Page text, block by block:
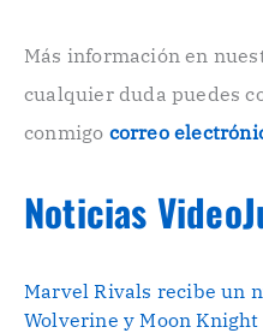
o
.
Más información en
cualquier duda puedes
conmigo correo
Noticias
Marvel Rivals recibe un
Wolverine y Moon